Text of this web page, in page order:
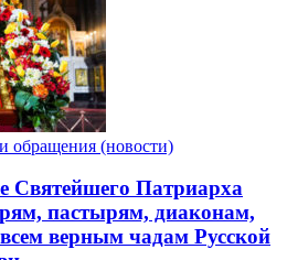
обращения (новости)
Святейшего Патриарха
пастырям, диаконам,
верным чадам Русской